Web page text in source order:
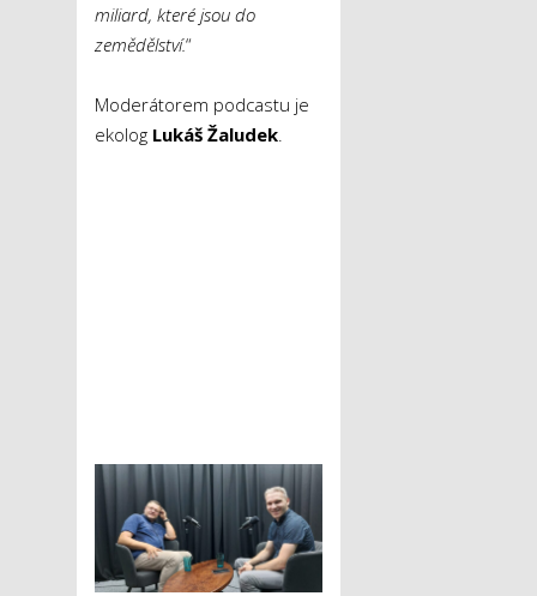
miliard, které jsou do
zemědělství.“
Moderátorem podcastu je
ekolog Lukáš Žaludek